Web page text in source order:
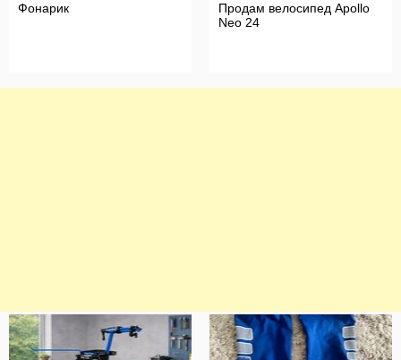
Фонарик
Продам велосипед Apollo
Neo 24